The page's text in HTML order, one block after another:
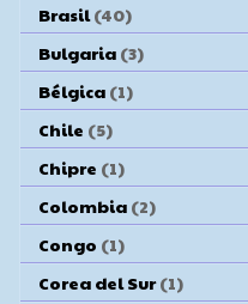
Brasil (40)
Bulgaria (3)
Bélgica (1)
Chile (5)
Chipre (1)
Colombia (2)
Congo (1)
Corea del Sur (1)